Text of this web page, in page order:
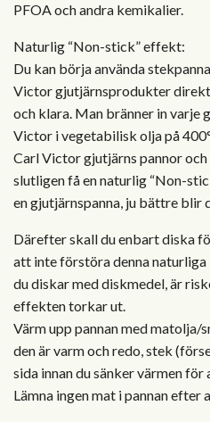
PFOA och andra kemikalier.
Naturlig “Non-stick” effekt:
Du kan börja använda
Victor gjutjärnsprodukter
och klara. Man bränner in varje
Victor i vegetabilisk olja på
Carl Victor gjutjärns pannor
slutligen få en naturlig “Non-
en gjutjärnspanna, ju bättre blir
Därefter skall du enbart diska
att inte förstöra denna naturliga
du diskar med diskmedel, är
effekten torkar ut.
Värm upp pannan med
den är varm och redo, stek
sida innan du sänker värmen
Lämna ingen mat i pannan efter